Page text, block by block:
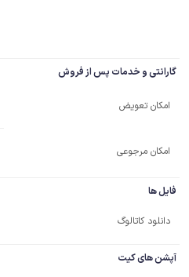
گارانتی و خدمات پس از فروش
امکان تعویض
امکان مرجوعی
فایل ها
دانلود کاتالوگ
آپشن های کیت